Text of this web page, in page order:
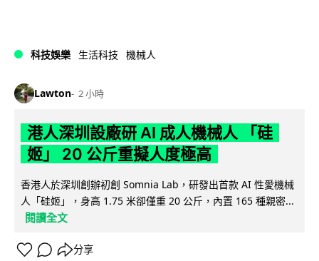
科技娛樂 生活科技 機械人
Lawton 2 小時
港人深圳設廠研 AI 成人機械人 「硅
姬」 20 公斤重擬人度極高
香港人於深圳創辦初創 Somnia Lab，研發出首款 AI 性愛機械
人「硅姬」，身高 1.75 米卻僅重 20 公斤，內置 165 種親密...
閱讀全文
分享